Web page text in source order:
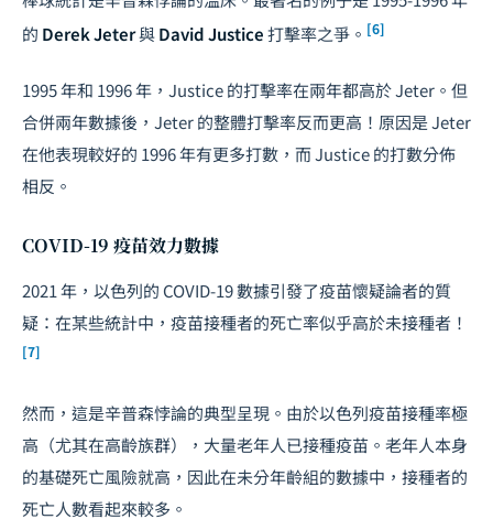
的 Derek Jeter與David Justice打擊率之爭。 [6]
1995 年和 1996 年，Justice 的打擊率在兩年都高於 Jeter。但
合併兩年數據後，Jeter 的整體打擊率反而更高！原因是 Jeter
在他表現較好的 1996 年有更多打數，而 Justice 的打數分佈
相反。
COVID-19 疫苗效力數據
2021 年，以色列的 COVID-19 數據引發了疫苗懷疑論者的質
疑：在某些統計中，疫苗接種者的死亡率似乎高於未接種者！
[7]
然而，這是辛普森悖論的典型呈現。由於以色列疫苗接種率極
高（尤其在高齡族群），大量老年人已接種疫苗。老年人本身
的基礎死亡風險就高，因此在未分年齡組的數據中，接種者的
死亡人數看起來較多。